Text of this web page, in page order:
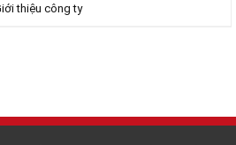
thiệu công ty